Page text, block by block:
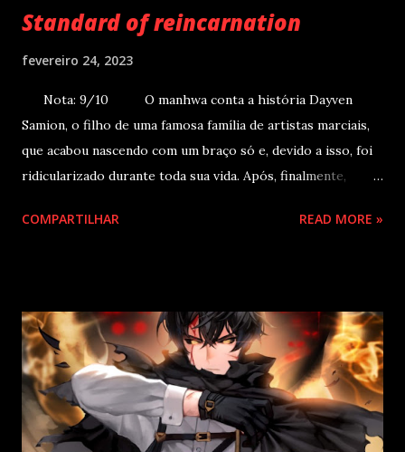
Standard of reincarnation
fevereiro 24, 2023
Nota: 9/10 O manhwa conta a história Dayven
Samion, o filho de uma famosa família de artistas marciais,
que acabou nascendo com um braço só e, devido a isso, foi
ridicularizado durante toda sua vida. Após, finalmente,
costas e morto pelo seu próprio irmão, assim, ele acaba
família Samion, é um soldado marcial com um braço só, sem
o braço direito. Apesar da ridicularização e do desprezo
que recebeu por ter apenas o braço esquerdo, ele superou
os descendentes diretos da família Samion como um gênio.
No entanto, ele acabou sendo traído por seus pais e por
COMPARTILHAR READ MORE »